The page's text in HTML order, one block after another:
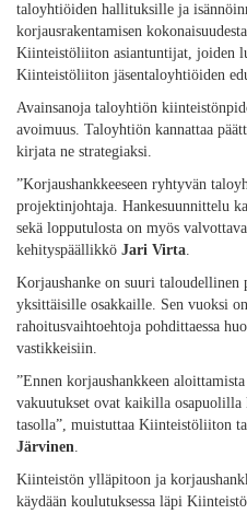
taloyhtiöiden hallituksille ja
korjausrakentamisen
Kiinteistöliiton asiantuntijat, joiden
Kiinteistöliiton jäsentaloyhtiöiden
Avainsanoja taloyhtiön
avoimuus. Taloyhtiön kannattaa
kirjata ne strategiaksi.
”Korjaushankkeeseen ryhtyvän
projektinjohtaja. Hankesuunnittelu
sekä lopputulosta on myös
kehityspäällikkö Jari Virta.
Korjaushanke on suuri taloudellinen
yksittäisille osakkaille. Sen vuoksi
rahoitusvaihtoehtoja pohdittaessa
vastikkeisiin.
”Ennen korjaushankkeen
vakuutukset ovat kaikilla
tasolla”, muistuttaa Kiinteistöliiton
Järvinen.
Kiinteistön ylläpitoon ja
käydään koulutuksessa läpi